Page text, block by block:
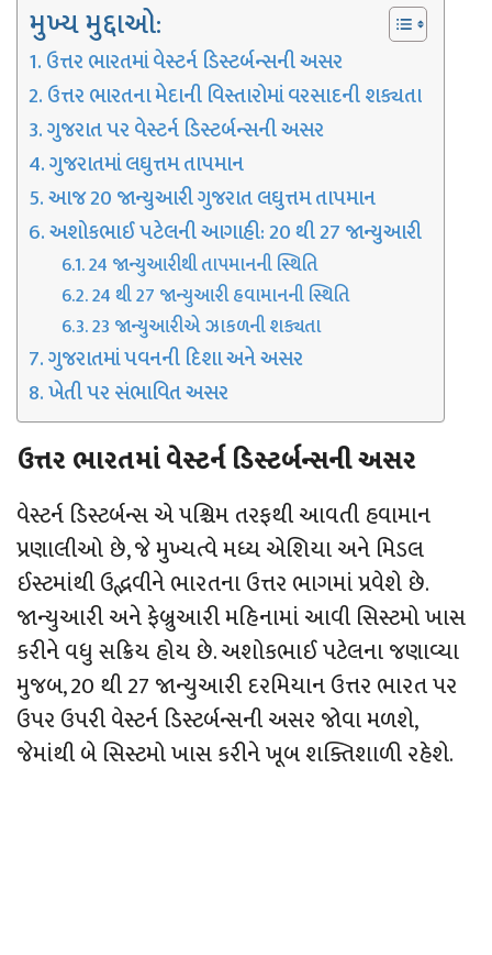
મુખ્ય મુદ્દાઓ:
ઉત્તર ભારતમાં વેસ્ટર્ન ડિસ્ટર્બન્સની અસર
ઉત્તર ભારતના મેદાની વિસ્તારોમાં વરસાદની શક્યતા
ગુજરાત પર વેસ્ટર્ન ડિસ્ટર્બન્સની અસર
ગુજરાતમાં લઘુત્તમ તાપમાન
આજ 20 જાન્યુઆરી ગુજરાત લઘુત્તમ તાપમાન
અશોકભાઈ પટેલની આગાહી: 20 થી 27 જાન્યુઆરી
24 જાન્યુઆરીથી તાપમાનની સ્થિતિ
24 થી 27 જાન્યુઆરી હવામાનની સ્થિતિ
23 જાન્યુઆરીએ ઝાકળની શક્યતા
ગુજરાતમાં પવનની દિશા અને અસર
ખેતી પર સંભાવિત અસર
ઉત્તર ભારતમાં વેસ્ટર્ન ડિસ્ટર્બન્સની અસર
વેસ્ટર્ન ડિસ્ટર્બન્સ એ પશ્ચિમ તરફથી આવતી હવામાન
પ્રણાલીઓ છે, જે મુખ્યત્વે મધ્ય એશિયા અને મિડલ
ઈસ્ટમાંથી ઉદ્ભવીને ભારતના ઉત્તર ભાગમાં પ્રવેશે છે.
જાન્યુઆરી અને ફેબ્રુઆરી મહિનામાં આવી સિસ્ટમો ખાસ
કરીને વધુ સક્રિય હોય છે. અશોકભાઈ પટેલના જણાવ્યા
મુજબ, 20 થી 27 જાન્યુઆરી દરમિયાન ઉત્તર ભારત પર
ઉપર ઉપરી વેસ્ટર્ન ડિસ્ટર્બન્સની અસર જોવા મળશે,
જેમાંથી બે સિસ્ટમો ખાસ કરીને ખૂબ શક્તિશાળી રહેશે.